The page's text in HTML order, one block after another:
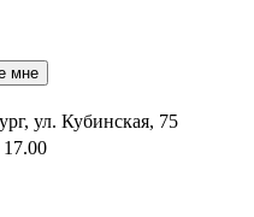
мне
ул. Кубинская, 75